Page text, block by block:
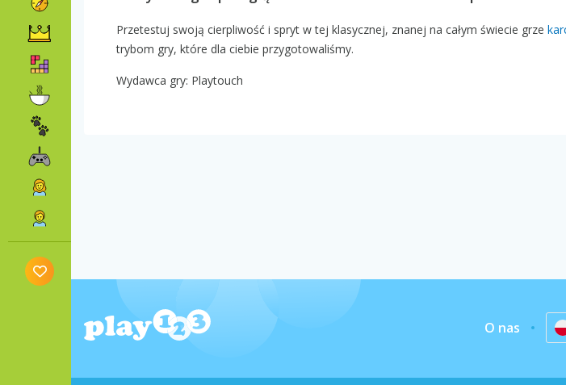
Przetestuj swoją cierpliwość i spryt w tej klasycznej, znanej na całym świecie grze
trybom gry, które dla ciebie przygotowaliśmy.
Wydawca gry: Playtouch
O nas